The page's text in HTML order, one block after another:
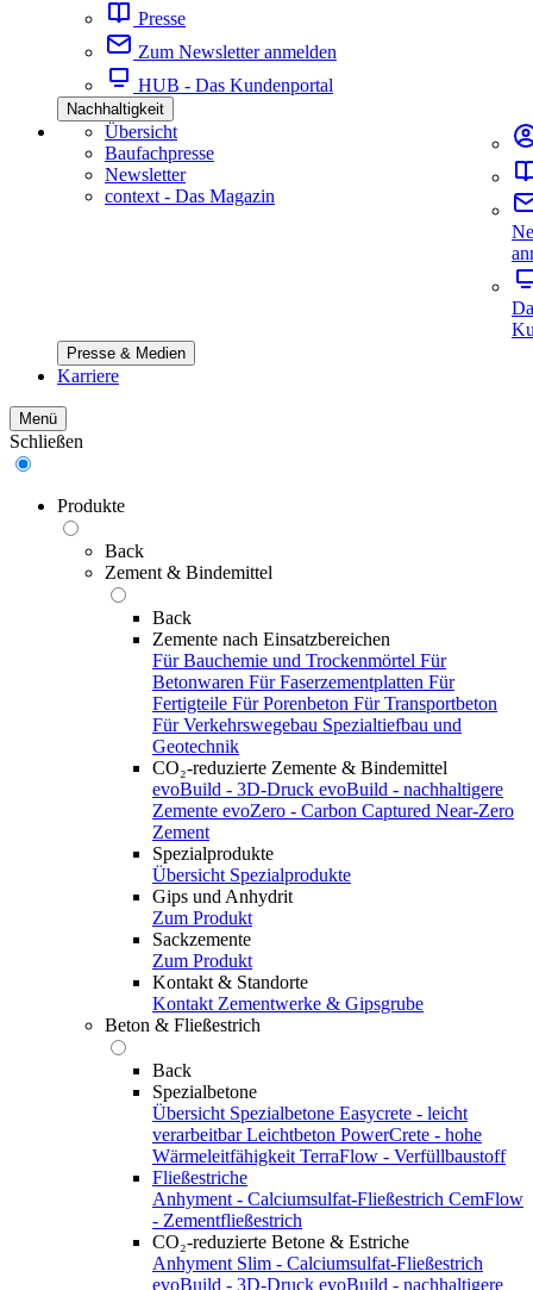
Presse
Zum Newsletter anmelden
HUB - Das Kundenportal
Nachhaltigkeit
Übersicht
Baufachpresse
Newsletter
context - Das Magazin
Presse & Medien
Karriere
Menü
Schließen
Produkte
Back
Zement & Bindemittel
Back
Zemente nach Einsatzbereichen
Für Bauchemie und Trockenmörtel Für
Betonwaren Für Faserzementplatten Für
Fertigteile Für Porenbeton Für Transportbeton
Für Verkehrswegebau Spezialtiefbau und
Geotechnik
CO₂-reduzierte Zemente & Bindemittel
evoBuild - 3D-Druck evoBuild - nachhaltigere
Zemente evoZero - Carbon Captured Near-Zero
Zement
Spezialprodukte
Übersicht Spezialprodukte
Gips und Anhydrit
Zum Produkt
Sackzemente
Zum Produkt
Kontakt & Standorte
Kontakt Zementwerke & Gipsgrube
Beton & Fließestrich
Back
Spezialbetone
Übersicht Spezialbetone Easycrete - leicht
verarbeitbar Leichtbeton PowerCrete - hohe
Wärmeleitfähigkeit TerraFlow - Verfüllbaustoff
Fließestriche
Anhyment - Calciumsulfat-Fließestrich CemFlow
- Zementfließestrich
CO₂-reduzierte Betone & Estriche
Anhyment Slim - Calciumsulfat-Fließestrich
evoBuild - 3D-Druck evoBuild - nachhaltigere